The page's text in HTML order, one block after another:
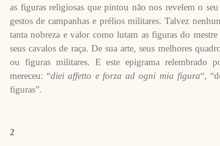
as figuras religiosas que pintou não nos revelem o
gestos de campanhas e prélios militares. Talvez
tanta nobreza e valor como lutam as figuras do
seus cavalos de raça. De sua arte, seus melhores
ou figuras militares. E este epigrama relembrado
mereceu: “diei affetto e forza ad ogni mia figura“,
figuras”.
2